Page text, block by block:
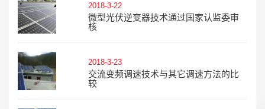
2018-3-22
微型光伏逆变器技术通过国家认监委审
核
2018-3-23
交流变频调速技术与其它调速方法的比
较